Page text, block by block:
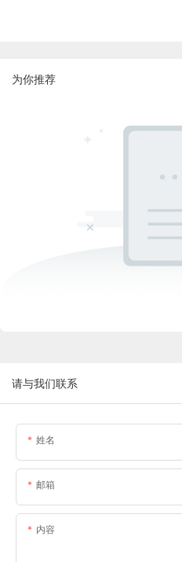
为你推荐
请与我们联系
姓名
邮箱
内容